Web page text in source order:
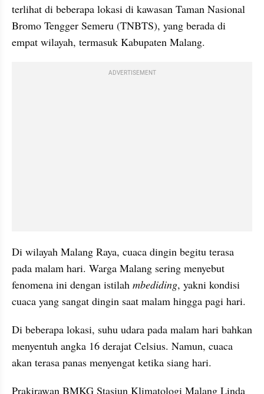
terlihat di beberapa lokasi di kawasan Taman Nasional
Bromo Tengger Semeru (TNBTS), yang berada di
empat wilayah, termasuk Kabupaten Malang.
ADVERTISEMENT
Di wilayah Malang Raya, cuaca dingin begitu terasa
pada malam hari. Warga Malang sering menyebut
fenomena ini dengan istilah mbediding, yakni kondisi
cuaca yang sangat dingin saat malam hingga pagi hari.
Di beberapa lokasi, suhu udara pada malam hari bahkan
menyentuh angka 16 derajat Celsius. Namun, cuaca
akan terasa panas menyengat ketika siang hari.
Prakirawan BMKG Stasiun Klimatologi Malang Linda